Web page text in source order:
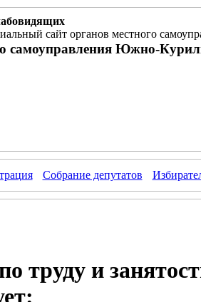
сайт органов местного
самоуправления Южно-
Собрание депутатов
труду и